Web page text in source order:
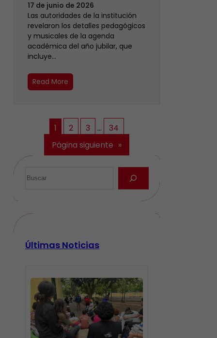
17 de junio de 2026
Las autoridades de la institución
revelaron los detalles pedagógicos
y musicales de la agenda
académica del año jubilar, que
incluye…
Read More
1 2 3 …
34
Página siguiente »
Últimas Noticias